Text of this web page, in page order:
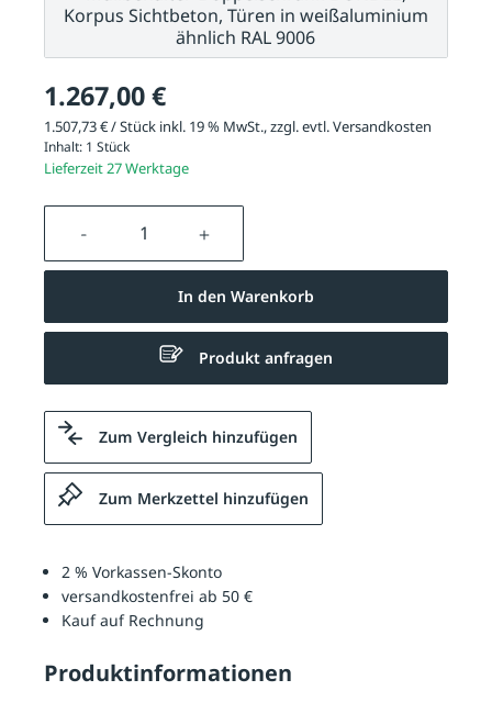
1.267,00 €
1.507,73 € / Stück inkl. 19 % MwSt., zzgl. evtl.Versandkosten
Inhalt: 1 Stück
Lieferzeit 27 Werktage
Produkt Anzahl: Gib den
In den Warenkorb
Produkt anfragen
Zum Vergleich hinzufügen
Zum Merkzettel hinzufügen
2 % Vorkassen-Skonto
versandkostenfrei ab 50 €
Kauf auf Rechnung
Produktinformationen
Korpus Sichtbeton, Türen in weißaluminium
ähnlich RAL 9006